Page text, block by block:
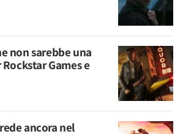
non sarebbe una
Games e
ancora nel